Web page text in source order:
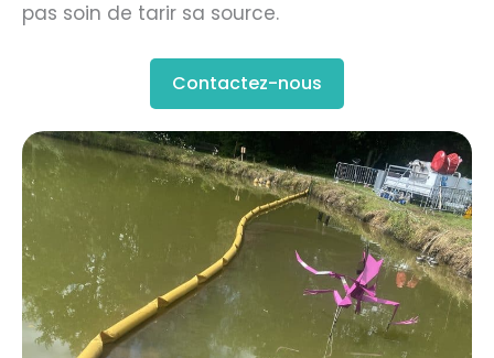
pas soin de tarir sa source.
Contactez-nous